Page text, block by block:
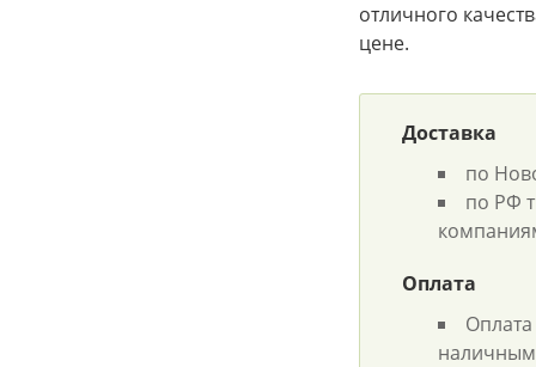
отличного
цене.
Доставка
по
по РФ
Оплата
Оплата